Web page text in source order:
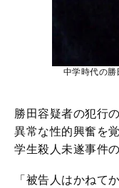
中学時代の勝
勝田容疑者の犯行
異常な性的興奮を
学生殺人未遂事件
「被告人はかねて